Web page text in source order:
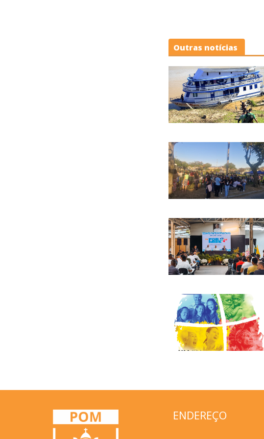
Outras notícias
ENDEREÇO